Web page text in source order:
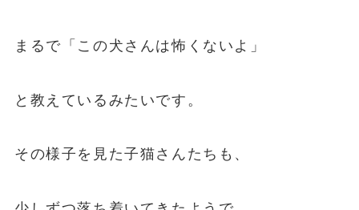
まるで「この犬さんは怖くないよ」
と教えているみたいです。
その様子を見た子猫さんたちも、